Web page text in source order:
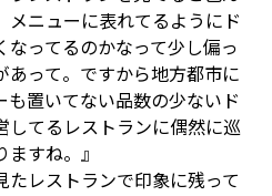
ニューに表れてるようにド
ってるのかなって少し偏っ
あって。ですから地方都市に
置いてない品数の少ないド
してるレストランに偶然に巡
すね。』
レストランで印象に残って